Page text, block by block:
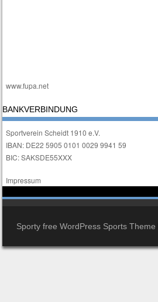
www.fupa.net
BANKVERBINDUNG
Sportverein Scheidt 1910 e.V.
IBAN: DE22 5905 0101 0029 9941 59
BIC: SAKSDE55XXX
Impressum
Sporty free WordPress Sports Theme